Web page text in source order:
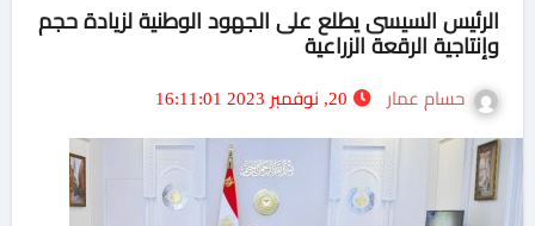
الرئيس السيسى يطلع على الجهود الوطنية لزيادة حجم
وإنتاجية الرقعة الزراعية
حسام عمار